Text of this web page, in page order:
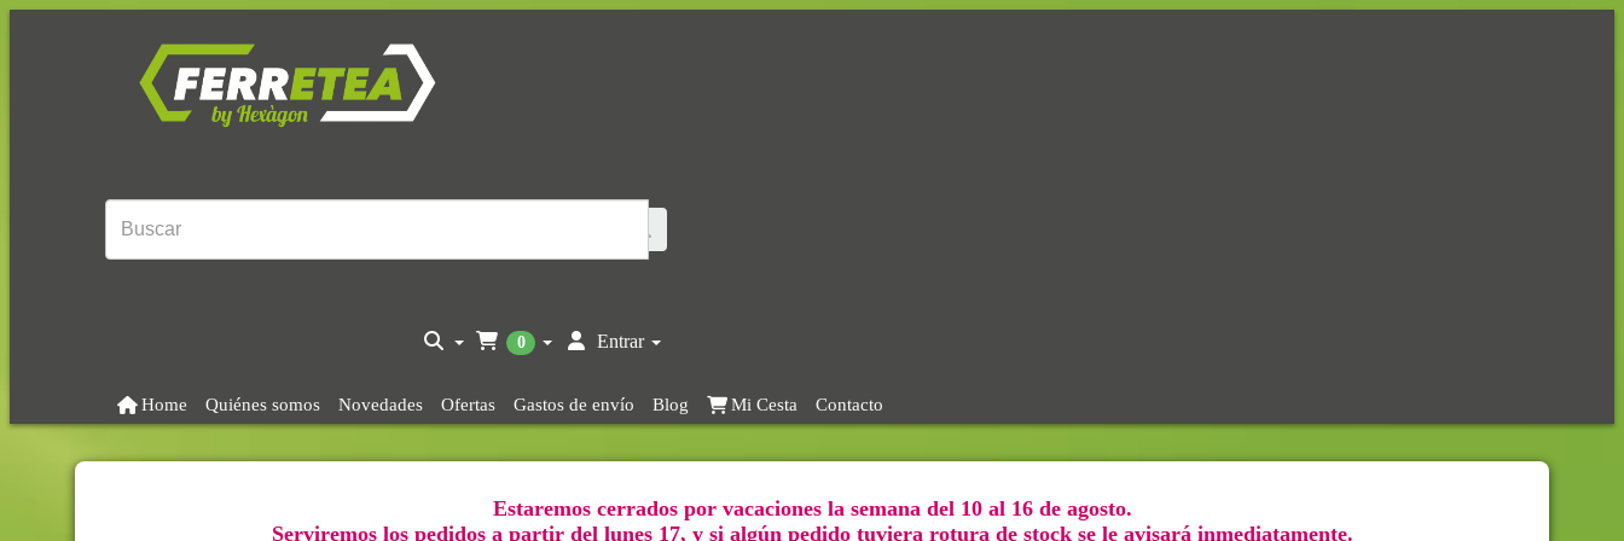
0 Entrar
Home Quiénes somos Novedades Ofertas Gastos de envío Blog Mi Cesta Contacto
Estaremos cerrados por vacaciones la semana del 10 al 16 de agosto.
Serviremos los pedidos a partir del lunes 17, y si algún pedido tuviera rotura de stock se le avisará inmediatamente.